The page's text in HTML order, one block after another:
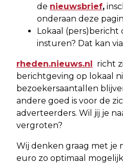
de nieuwsbrief,
onderaan deze
Lokaal (pers)bericht
insturen? Dat kan via
rheden.nieuws.nl richt
berichtgeving op lokaal
bezoekersaantallen
andere goed is voor de
adverteerders. Wil jij je
vergroten?
Wij denken graag met je
euro zo optimaal